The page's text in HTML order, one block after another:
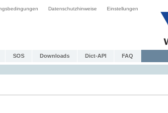
Datenschutzhinweise Einstellungen
SOS Downloads Dict-API FAQ